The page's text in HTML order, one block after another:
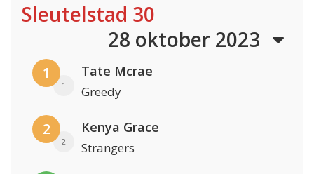
Sleutelstad 30
28 oktober 2023
1
1
Tate Mcrae
Greedy
2
2
Kenya Grace
Strangers